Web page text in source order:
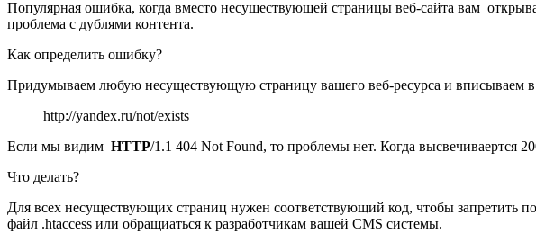
Популярная ошибка, когда вместо несуществующей страницы веб-сайта вам
проблема с дублями контента.
Как определить ошибку?
Придумываем любую несуществующую страницу вашего веб-ресурса и вписываем в
http://yandex.ru/not/exists
Если мы видим HTTP/1.1 404 Not Found, то проблемы нет. Когда высвечиваертся
Что делать?
Для всех несуществующих страниц нужен соответствующий код, чтобы запретить
файл .htaccess или обращиаться к разработчикам вашей CMS системы.